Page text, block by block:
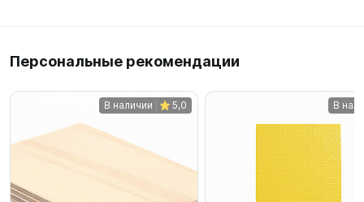
Персональные рекомендации
В наличии 5,0 В